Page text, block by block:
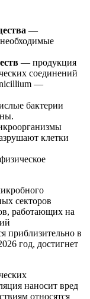
—
— продукция
соединений
—
бактерии
клетки
секторов
работающих на
приблизительно в
год, достигнет
наносит вред
относятся